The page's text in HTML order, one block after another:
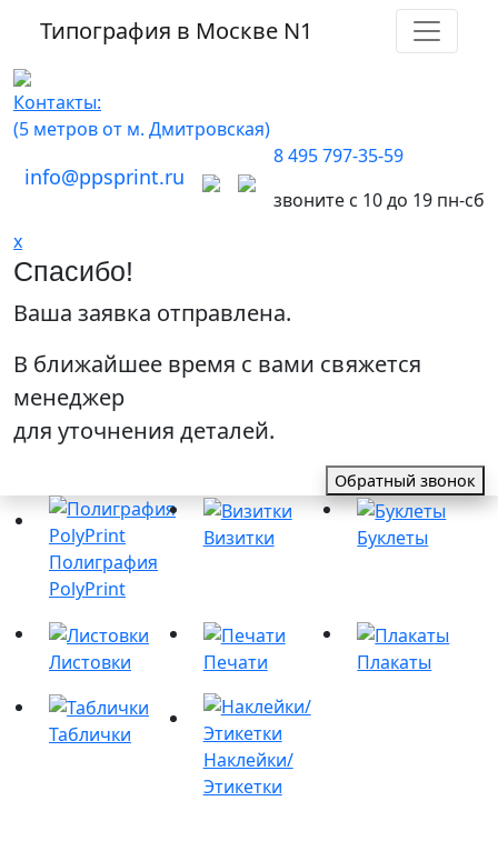
Типография в Москве N1
Контакты:
(5 метров от м. Дмитровская)
info@ppsprint.ru
8 495 797-35-59
звоните с 10 до 19 пн-сб
x
Спасибо!
Ваша заявка отправлена.
В ближайшее время с вами свяжется
менеджер
для уточнения деталей.
Обратный звонок
Полиграфия
PolyPrint
Визитки Буклеты
Листовки Печати Плакаты
Таблички
Наклейки/
Этикетки